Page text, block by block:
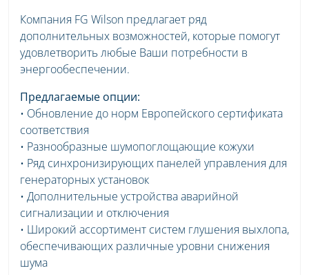
Компания FG Wilson предлагает ряд
дополнительных возможностей, которые помогут
удовлетворить любые Ваши потребности в
энергообеспечении.
Предлагаемые опции:
• Обновление до норм Европейского сертификата
соответствия
• Разнообразные шумопоглощающие кожухи
• Ряд синхронизирующих панелей управления для
генераторных установок
• Дополнительные устройства аварийной
сигнализации и отключения
• Широкий ассортимент систем глушения выхлопа,
обеспечивающих различные уровни снижения
шума